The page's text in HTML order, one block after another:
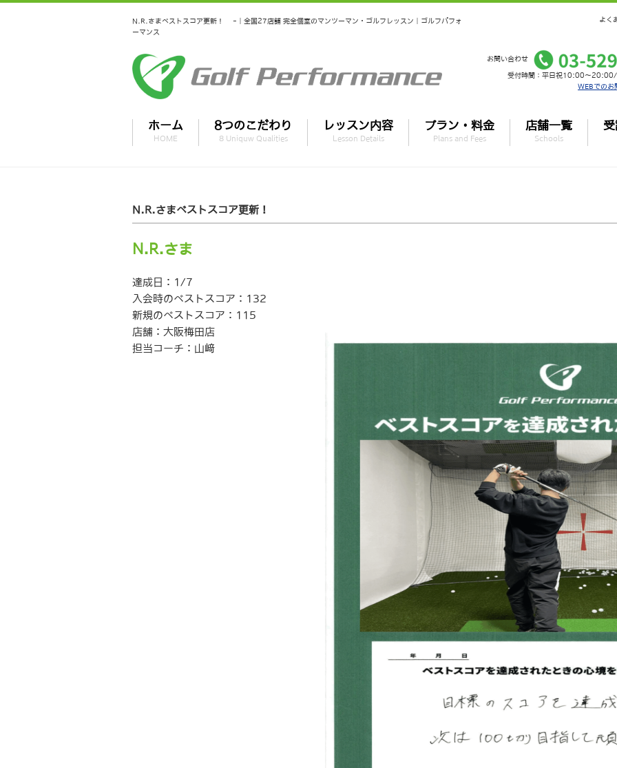
N.R.さまベストスコア更新！ -｜全国27店舗 完全個室のマンツーマン・ゴルフレッスン｜ゴルフパフォ
ーマンス
よく
お問い合わせ
受付時間：平日祝10:00～
WEBでのお
ホーム
HOME
8つのこだわり
8 Uniquw Qualities
レッスン内容
Lesson Details
プラン・料金
Plans and Fees
店舗一覧
Schools
N.R.さまベストスコア更新！
N.R.さま
達成日：1/7
入会時のベストスコア：132
新規のベストスコア：115
店舗：大阪梅田店
担当コーチ：山﨑